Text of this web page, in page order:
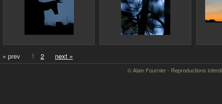
« prev 1 2 next »
© Alain Fournier - Reproductions